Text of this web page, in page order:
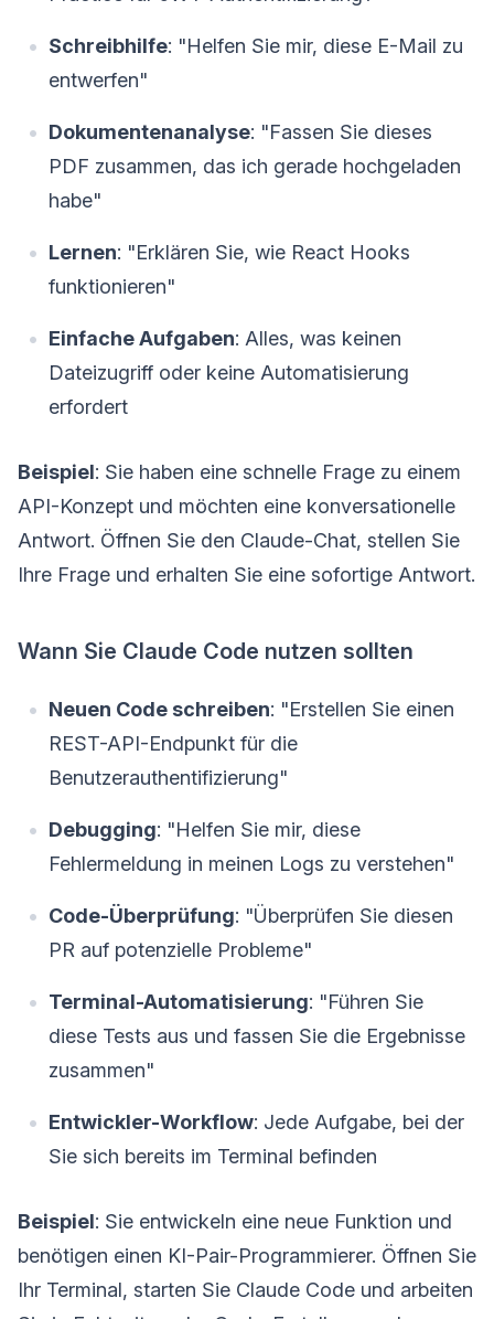
Schreibhilfe: "Helfen Sie mir, diese E-Mail zu
entwerfen"
Dokumentenanalyse: "Fassen Sie dieses
PDF zusammen, das ich gerade hochgeladen
habe"
Lernen: "Erklären Sie, wie React Hooks
funktionieren"
Einfache Aufgaben: Alles, was keinen
Dateizugriff oder keine Automatisierung
erfordert
Beispiel: Sie haben eine schnelle Frage zu einem
API-Konzept und möchten eine konversationelle
Antwort. Öffnen Sie den Claude-Chat, stellen Sie
Ihre Frage und erhalten Sie eine sofortige Antwort.
Wann Sie Claude Code nutzen sollten
Neuen Code schreiben: "Erstellen Sie einen
REST-API-Endpunkt für die
Benutzerauthentifizierung"
Debugging: "Helfen Sie mir, diese
Fehlermeldung in meinen Logs zu verstehen"
Code-Überprüfung: "Überprüfen Sie diesen
PR auf potenzielle Probleme"
Terminal-Automatisierung: "Führen Sie
diese Tests aus und fassen Sie die Ergebnisse
zusammen"
Entwickler-Workflow: Jede Aufgabe, bei der
Sie sich bereits im Terminal befinden
Beispiel: Sie entwickeln eine neue Funktion und
benötigen einen KI-Pair-Programmierer. Öffnen Sie
Ihr Terminal, starten Sie Claude Code und arbeiten